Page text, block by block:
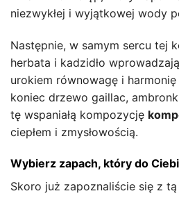
niezwykłej i wyjątkowej wody
Następnie, w samym sercu tej
herbata i kadzidło
urokiem równowagę i
koniec drzewo gaillac,
tę wspaniałą kompozycję
ciepłem i zmysłowością.
Wybierz zapach, który do
Skoro już zapoznaliście się z tą